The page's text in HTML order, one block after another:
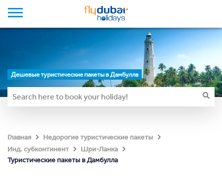
Дешевые туристические пакеты в Дамбулла
Главная
Недорогие туристические пакеты
Инд. субконтинент
Шри-Ланка
Туристические пакеты в Дамбулла